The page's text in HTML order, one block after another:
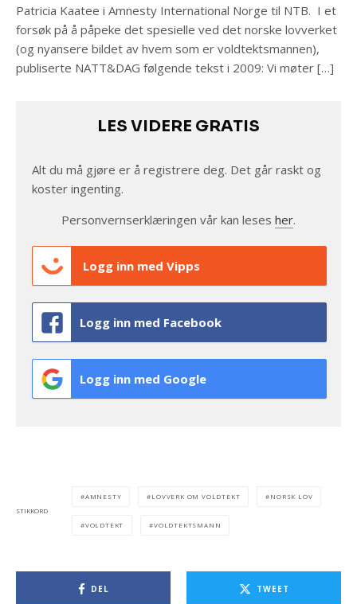
Patricia Kaatee i Amnesty International Norge til NTB. I et
forsøk på å påpeke det spesielle ved det norske lovverket
(og nyansere bildet av hvem som er voldtektsmannen),
publiserte NATT&DAG følgende tekst i 2009: Vi møter […]
LES VIDERE GRATIS
Alt du må gjøre er å registrere deg. Det går raskt og
koster ingenting.
Personvernserklæringen vår kan leses her.
Logg inn med Vipps
Logg inn med Facebook
Logg inn med Google
STIKKORD
AMNESTY LOVVERK OM VOLDTEKT NORSK LOV
VOLDTEKT VOLDTEKTSMANN
DEL TWEET